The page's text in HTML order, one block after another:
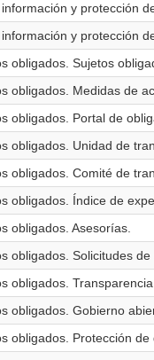
y protección
y protección
obligados. Sujetos
obligados. Medidas de
obligados. Portal de
obligados. Unidad de
obligados. Comité de
obligados. Índice de
obligados. Asesorías.
obligados. Solicitudes
obligados. Transparencia
obligados. Gobierno
obligados. Protección de